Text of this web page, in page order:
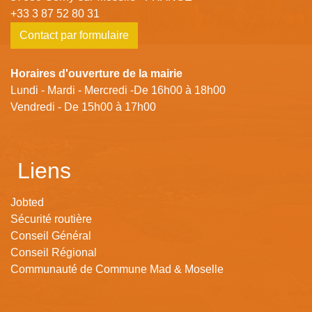
+33 3 87 52 80 31
Contact par formulaire
Horaires d'ouverture de la mairie
Lundi - Mardi - Mercredi -De 16h00 à 18h00
Vendredi - De 15h00 à 17h00
Liens
Jobted
Sécurité routière
Conseil Général
Conseil Régional
Communauté de Commune Mad & Moselle